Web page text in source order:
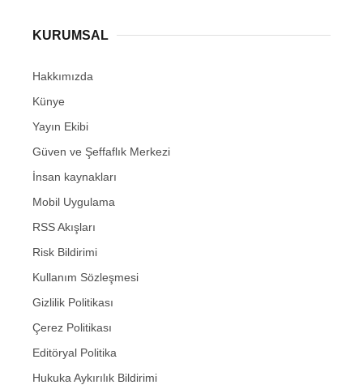
KURUMSAL
Hakkımızda
Künye
Yayın Ekibi
Güven ve Şeffaflık Merkezi
İnsan kaynakları
Mobil Uygulama
RSS Akışları
Risk Bildirimi
Kullanım Sözleşmesi
Gizlilik Politikası
Çerez Politikası
Editöryal Politika
Hukuka Aykırılık Bildirimi